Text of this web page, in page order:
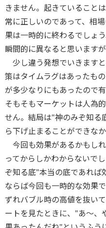
きません。起きていること
常に正しいのであって、相
果は一時的に終わるでしょ
瞬間的に異なると思いますが
少し違う発想でいきます
策はタイムラグはあったも
が多少なりにもあったので
そもそもマーケットは人為
せん。結局は"神のみぞ知る
ら下げ止まることができなか
今回も効果があるかもし
ってからしかわからないで
ぞ知る底"本当の底であれば
ならば今回も一時的な効果
ずれバブル時の高値を抜い
ートを見たときに、"あ～、